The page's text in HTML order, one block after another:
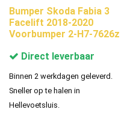
Bumper Skoda Fabia 3
Facelift 2018-2020
Voorbumper 2-H7-7626z
Direct leverbaar
Binnen 2 werkdagen geleverd.
Sneller op te halen in
Hellevoetsluis.